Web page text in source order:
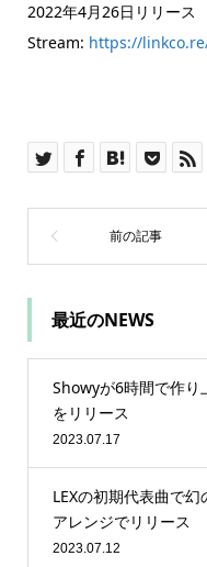
2022年4月26日リリース
Stream: https://
最近のNEWS
Showyが6時間で作り
をリリース
2023.07.17
LEXの初期代表曲で
アレンジでリリース
2023.07.12